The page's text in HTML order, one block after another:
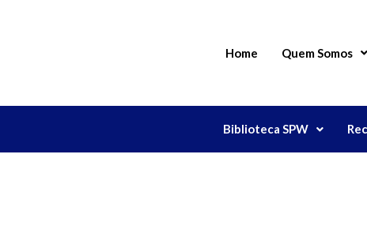
Home Quem Somos
Biblioteca SPW